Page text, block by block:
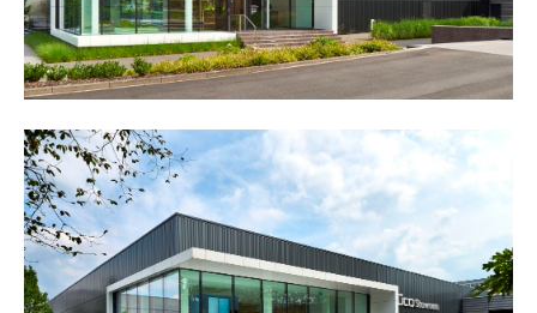
about us
lorem ipsum dolor sit amet, consectetuer
adipiscing elit.
aenean commodo ligula eget dolor. aenean massa. cum
sociis natoque penatibus et magnis dis parturient
montes, nascetur ridiculus mus. donec quam felis,
ultricies nec.